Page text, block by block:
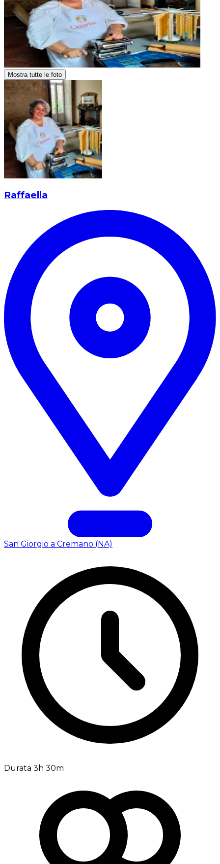
Mostra tutte le foto
Raffaella
San Giorgio a Cremano (NA)
Durata 3h 30m